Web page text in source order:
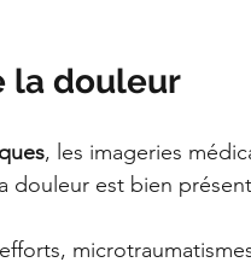
la douleur
, les imageries
douleur est bien